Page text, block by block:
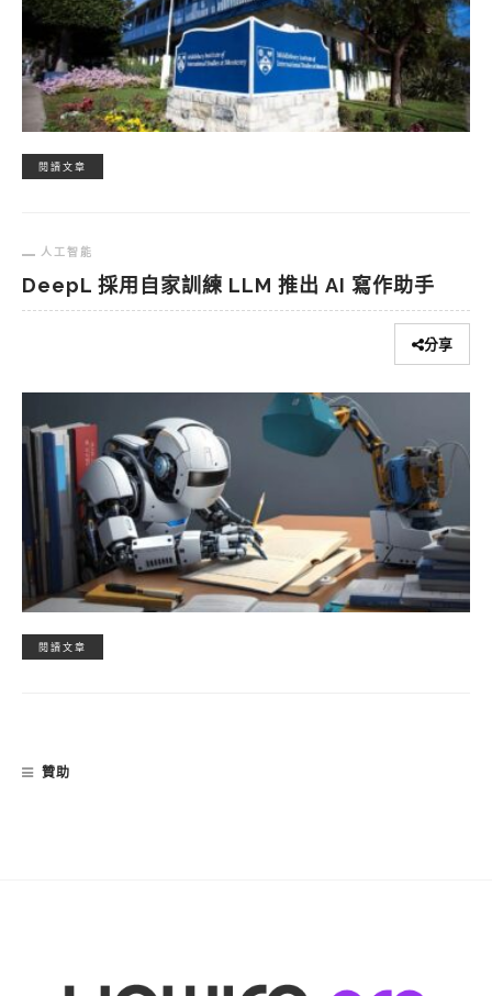
閱讀文章
人工智能
DeepL 採用自家訓練 LLM 推出 AI 寫作助手
分享
閱讀文章
贊助